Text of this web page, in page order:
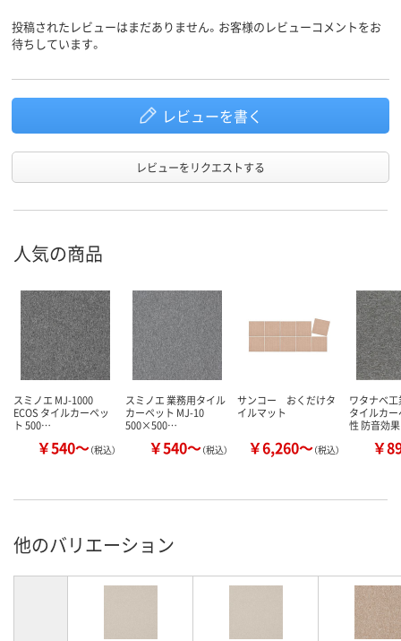
投稿されたレビューはまだありません。お客様のレビューコメントをお
待ちしています。
レビューを書く
レビューをリクエストする
人気の商品
スミノエ MJ-1000
ECOS タイルカーペッ
ト 500…
￥540～（税込）
スミノエ 業務用タイル
カーペット MJ-10
500×500…
￥540～（税込）
サンコー おくだけタ
イルマット
￥6,260～（税込）
ワタナベ
タイルカ
性 防音効果
￥
他のバリエーション